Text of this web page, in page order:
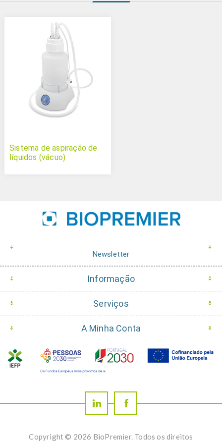
Sistema de aspiração de
líquidos (vácuo)
Newsletter
Informação
Serviços
A Minha Conta
Copyright © 2026 BioPremier. Todos os direitos